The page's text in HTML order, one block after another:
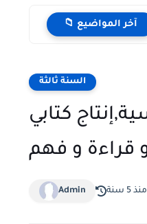
📁 آخر المواضيع
السنة ثالثة
كتابي
قراءة و فهم
Admin منذ 5 سنة